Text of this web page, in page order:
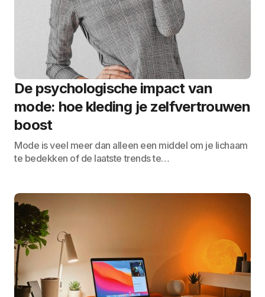
De psychologische impact van
mode: hoe kleding je zelfvertrouwen
boost
Mode is veel meer dan alleen een middel om je lichaam
te bedekken of de laatste trends te…